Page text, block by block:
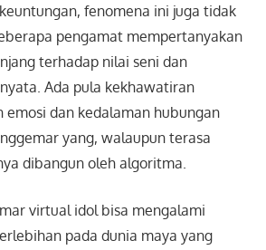
fenomena ini juga tidak
pengamat mempertanyakan
terhadap nilai seni dan
Ada pula kekhawatiran
emosi dan kedalaman hubungan
yang, walaupun terasa
dibangun oleh algoritma.
virtual idol bisa mengalami
pada dunia maya yang